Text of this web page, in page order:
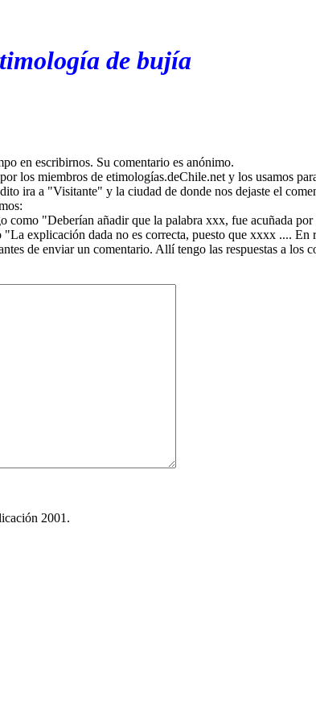
de bujía
en escribirnos. Su comentario es anónimo.
los miembros de etimologías.deChile.net y los usamos
ira a "Visitante" y la ciudad de donde nos dejaste el
"Deberían añadir que la palabra xxx, fue acuñada
explicación dada no es correcta, puesto que xxxx .... En
de enviar un comentario. Allí tengo las respuestas a los
2001.